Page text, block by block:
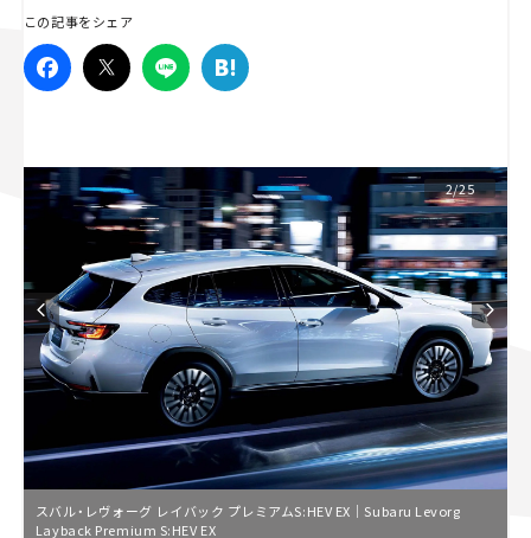
この記事をシェア
2/25
スバル・レヴォーグ レイバック プレミアムS:HEV EX｜Subaru Levorg
Layback Premium S:HEV EX
スズキ ジムニー｜Suzuki Jimny
マツダ｜Mazda
マツダ ロードスター｜Mazda Roadster